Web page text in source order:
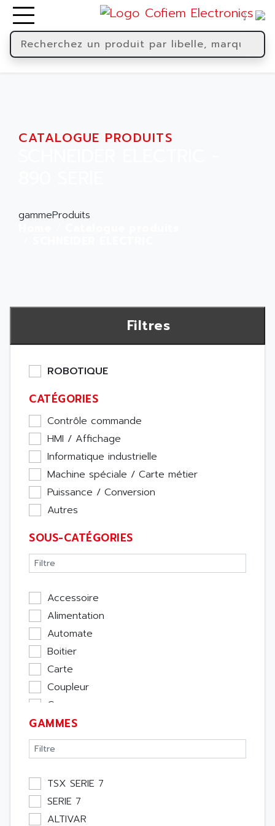
CATALOGUE PRODUITS
gammeProduits
Filtres
ROBOTIQUE
CATÉGORIES
Contrôle commande
HMI / Affichage
Informatique industrielle
Machine spéciale / Carte métier
Puissance / Conversion
Autres
SOUS-CATÉGORIES
Accessoire
Alimentation
Automate
Boitier
Carte
Coupleur
Cpu
Ecran
Entrée / Sortie
Memoire
Module Métier
Moteur
Pupitre Opérateur
GAMMES
TSX SERIE 7
SERIE 7
ALTIVAR